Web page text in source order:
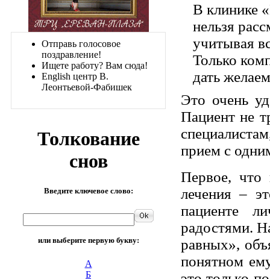
Отправь голосовое
поздравление!
Ищете работу? Вам сюда!
English центр В.
Леонтьевой-Фабишек
Толкование
снов
Введите ключевое слово:
или выберите первую букву:
А
Б
В клинике
нельзя
учитывая
Только
дать
Это очень
Пациент не
прием с
Первое, что
лечения –
пациенте
радостями.
равных»,
понятном